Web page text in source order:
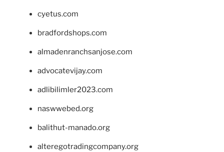
cyetus.com
bradfordshops.com
almadenranchsanjose.com
advocatevijay.com
adlibilimler2023.com
naswwebed.org
balithut-manado.org
alteregotradingcompany.org